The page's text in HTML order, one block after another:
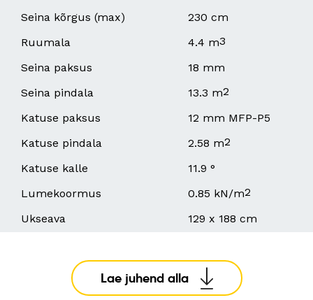
Seina kõrgus (max)
230 cm
Ruumala
4.4 m3
Seina paksus
18 mm
Seina pindala
13.3 m2
Katuse paksus
12 mm MFP-P5
Katuse pindala
2.58 m2
Katuse kalle
11.9 °
Lumekoormus
0.85 kN/m2
Ukseava
129 x 188 cm
Lae juhend alla